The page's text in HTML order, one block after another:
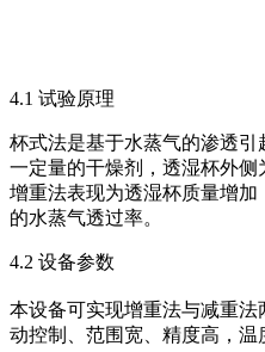
4.1 试验原理
杯式法是基于水蒸气的渗透
一定量的干燥剂，透湿杯外
增重法表现为透湿杯质量增
的水蒸气透过率。
4.2 设备参数
本设备可实现增重法与减重法
动控制、范围宽、精度高，温